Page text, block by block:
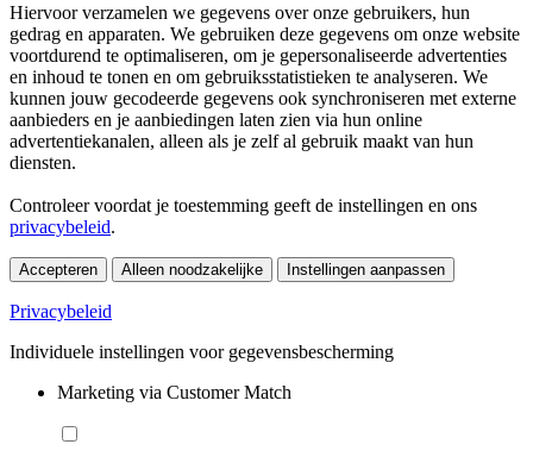
Hiervoor verzamelen we gegevens over onze gebruikers, hun
gedrag en apparaten. We gebruiken deze gegevens om onze website
voortdurend te optimaliseren, om je gepersonaliseerde advertenties
en inhoud te tonen en om gebruiksstatistieken te analyseren. We
kunnen jouw gecodeerde gegevens ook synchroniseren met externe
aanbieders en je aanbiedingen laten zien via hun online
advertentiekanalen, alleen als je zelf al gebruik maakt van hun
diensten.
Controleer voordat je toestemming geeft de instellingen en ons
privacybeleid.
Accepteren Alleen noodzakelijke Instellingen aanpassen
Privacybeleid
Individuele instellingen voor gegevensbescherming
Marketing via Customer Match